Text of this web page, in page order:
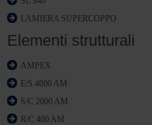
LAMIERA SUPERCOPPO
Elementi strutturali
AMPEX
E/S 4000 AM
S/C 2000 AM
R/C 400 AM